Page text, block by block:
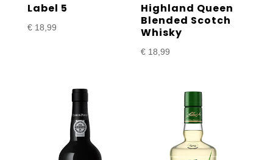
Label 5
€18,99
Highland Queen
Blended Scotch
Whisky
€ 18,99